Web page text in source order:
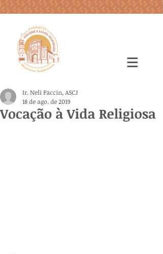
Vocação à Vida Religiosa
Ir. Neli Faccin, ASCJ
18 de ago. de 2019